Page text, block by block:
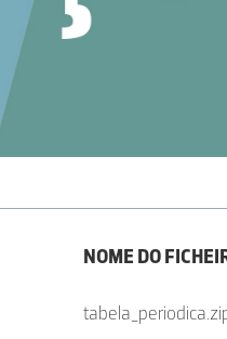
NOME DO